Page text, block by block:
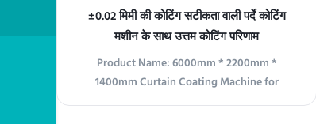
±0.02 मिमी की कोटिंग सटीकता वाली पर्दे कोटिंग
मशीन के साथ उत्तम कोटिंग परिणाम
Product Name: 6000mm * 2200mm *
1400mm Curtain Coating Machine for
Accurate Coating Description: The 6000mm